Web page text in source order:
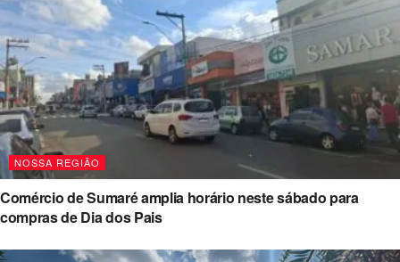
NOSSA REGIÃO
Comércio de Sumaré amplia horário neste sábado para
compras de Dia dos Pais